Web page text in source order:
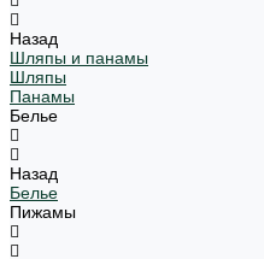
Назад
Шляпы и панамы
Шляпы
Панамы
Белье
Назад
Белье
Пижамы